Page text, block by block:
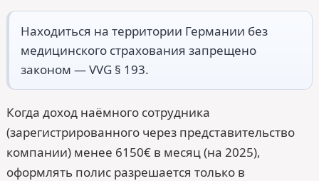
Находиться на территории Германии без
медицинского страхования запрещено
законом — VVG § 193.
Когда доход наёмного сотрудника
(зарегистрированного через представительство
компании) менее 6150€ в месяц (на 2025),
оформлять полис разрешается только в